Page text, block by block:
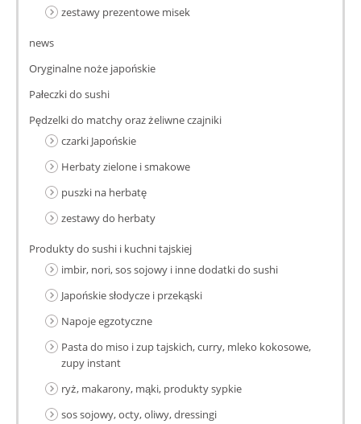
zestawy prezentowe misek
news
Oryginalne noże japońskie
Pałeczki do sushi
Pędzelki do matchy oraz żeliwne czajniki
czarki Japońskie
Herbaty zielone i smakowe
puszki na herbatę
zestawy do herbaty
Produkty do sushi i kuchni tajskiej
imbir, nori, sos sojowy i inne dodatki do sushi
Japońskie słodycze i przekąski
Napoje egzotyczne
Pasta do miso i zup tajskich, curry, mleko kokosowe,
zupy instant
ryż, makarony, mąki, produkty sypkie
sos sojowy, octy, oliwy, dressingi